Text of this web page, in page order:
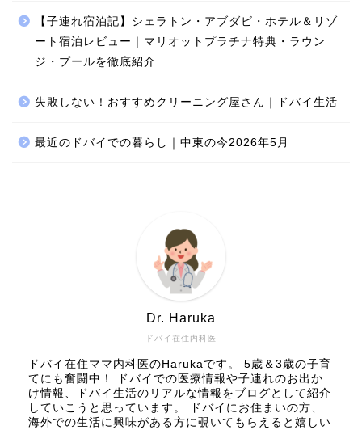
【子連れ宿泊記】シェラトン・アブダビ・ホテル＆リゾ
ート宿泊レビュー｜マリオットプラチナ特典・ラウン
ジ・プールを徹底紹介
失敗しない！おすすめクリーニング屋さん｜ドバイ生活
最近のドバイでの暮らし｜中東の今2026年5月
ドバイ在住内科医
Dr. Haruka
ドバイ在住ママ内科医のHarukaです。 5歳＆3歳の子育
てにも奮闘中！ ドバイでの医療情報や子連れのお出か
け情報、ドバイ生活のリアルな情報をブログとして紹介
していこうと思っています。 ドバイにお住まいの方、
海外での生活に興味がある方に覗いてもらえると嬉しい